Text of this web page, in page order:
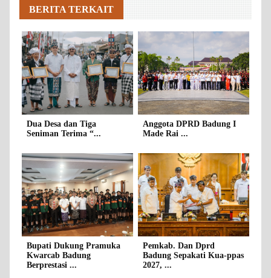
BERITA TERKAIT
Dua Desa dan Tiga
Seniman Terima “...
Anggota DPRD Badung I
Made Rai ...
Bupati Dukung Pramuka
Kwarcab Badung
Berprestasi ...
Pemkab. Dan Dprd
Badung Sepakati Kua-ppas
2027, ...